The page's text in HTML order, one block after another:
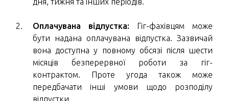
Оплачувана відпустка: Гіг-фахівцям може
бути надана оплачувана відпустка. Зазвичай
вона доступна у повному обсязі після шести
місяців безперервної роботи за гіг-
контрактом. Проте угода також може
передбачати інші умови щодо розподілу
відпустки.